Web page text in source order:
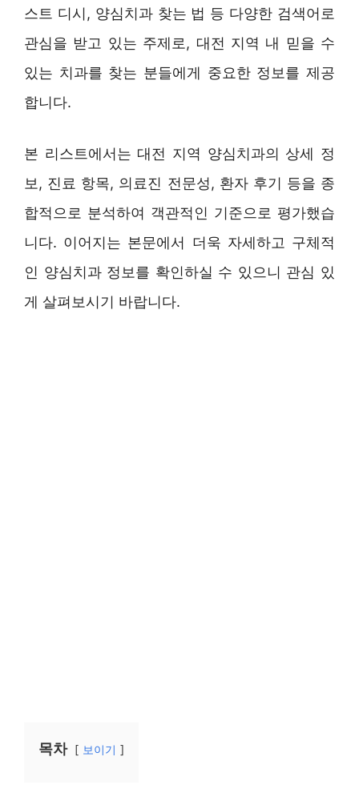
스트 디시, 양심치과 찾는 법 등 다양한 검색어로
관심을 받고 있는 주제로, 대전 지역 내 믿을 수
있는 치과를 찾는 분들에게 중요한 정보를 제공
합니다.
본 리스트에서는 대전 지역 양심치과의 상세 정
보, 진료 항목, 의료진 전문성, 환자 후기 등을 종
합적으로 분석하여 객관적인 기준으로 평가했습
니다. 이어지는 본문에서 더욱 자세하고 구체적
인 양심치과 정보를 확인하실 수 있으니 관심 있
게 살펴보시기 바랍니다.
목차 보이기